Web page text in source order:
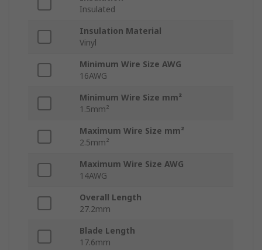
Insulated
Insulation Material
Vinyl
Minimum Wire Size AWG
16AWG
Minimum Wire Size mm²
1.5mm²
Maximum Wire Size mm²
2.5mm²
Maximum Wire Size AWG
14AWG
Overall Length
27.2mm
Blade Length
17.6mm